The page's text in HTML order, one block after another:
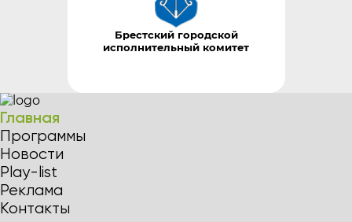
Брестский городской
исполнительный комитет
Главная
Программы
Новости
Play-list
Реклама
Контакты